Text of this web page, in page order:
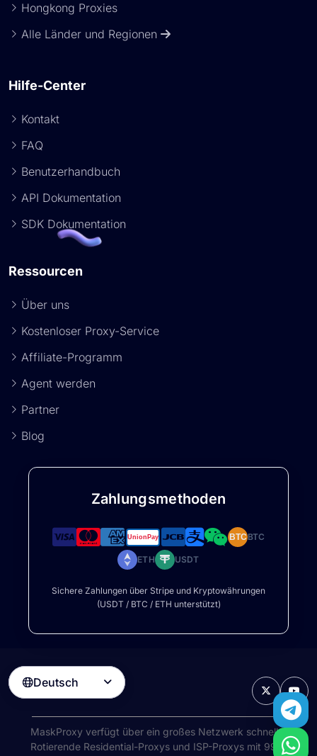
Hongkong Proxies
Alle Länder und Regionen
Hilfe-Center
Kontakt
FAQ
Benutzerhandbuch
API Dokumentation
SDK Dokumentation
Ressourcen
Über uns
Kostenloser Proxy-Service
Affiliate-Programm
Agent werden
Partner
Blog
Zahlungsmethoden
BTCBTC
ETH USDT
Sichere Zahlungen über Stripe und Kryptowährungen
(USDT / BTC / ETH unterstützt)
Deutsch 
MaskProxy verfügt über ein großes Netzwerk schneller
Rotierende Residential-Proxys und ISP-Proxys mit 99%